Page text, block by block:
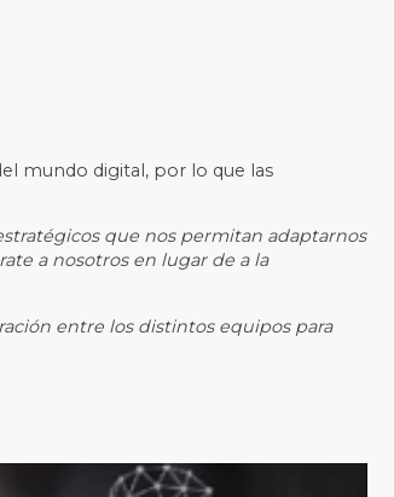
mundo digital, por lo que las
que nos permitan adaptarnos
a nosotros en lugar de a la
entre los distintos equipos para